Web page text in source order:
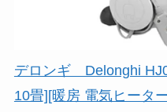
デロンギ Delonghi
10畳][暖房 電気ヒータ